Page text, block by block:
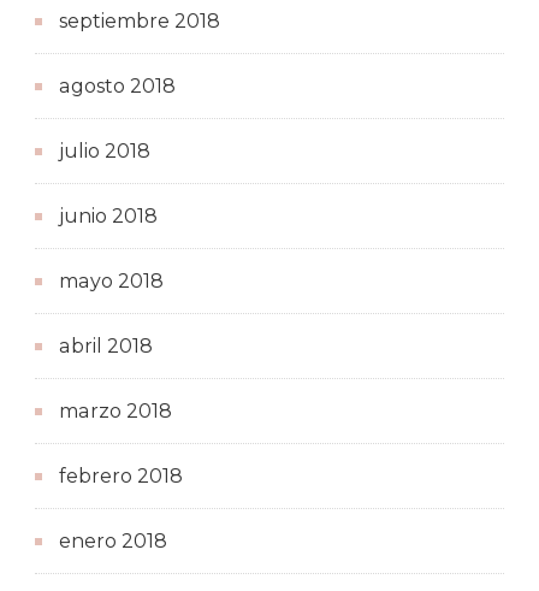
septiembre 2018
agosto 2018
julio 2018
junio 2018
mayo 2018
abril 2018
marzo 2018
febrero 2018
enero 2018